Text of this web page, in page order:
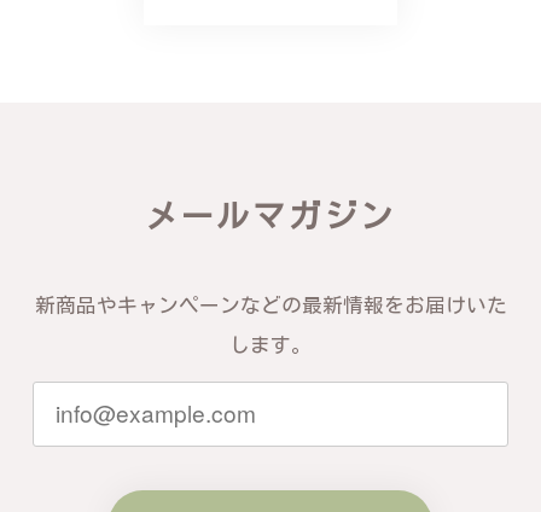
にご満足いただけたこと、そして当店を
信頼いただけたことを大変嬉しく思いま
ともお客様にご満足頂けるサービスを心
がけて参りますので、何かございました
き続きどうぞよろしくお願い申し上げま
す。
メールマガジン
新商品やキャンペーンなどの最新情報をお届けいた
します。